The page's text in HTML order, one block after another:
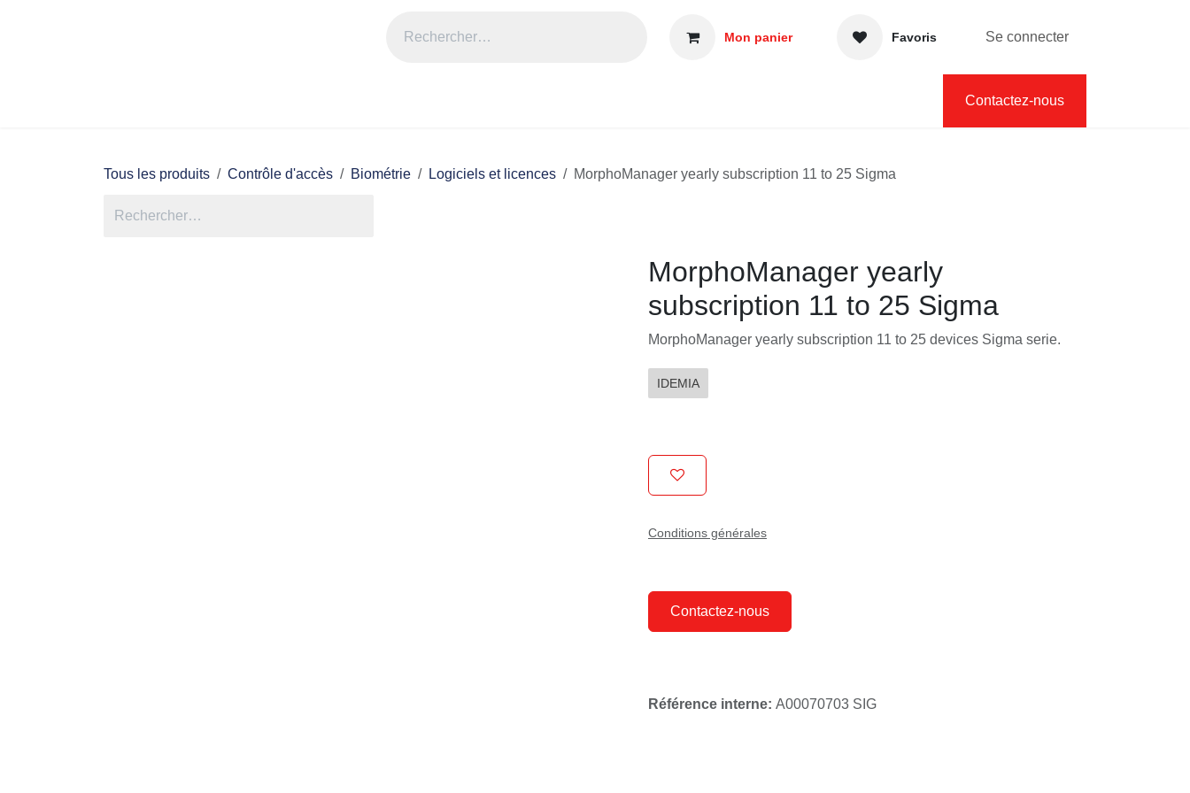
Mon panier Favoris Se connecter
Contactez-nous
Tous les produits Contrôle d'accès Biométrie Logiciels et licences MorphoManager yearly subscription 11 to 25 Sigma
MorphoManager yearly
subscription 11 to 25 Sigma
MorphoManager yearly subscription 11 to 25 devices Sigma serie.
IDEMIA
Conditions générales
Contactez-nous
Référence interne:A00070703 SIG